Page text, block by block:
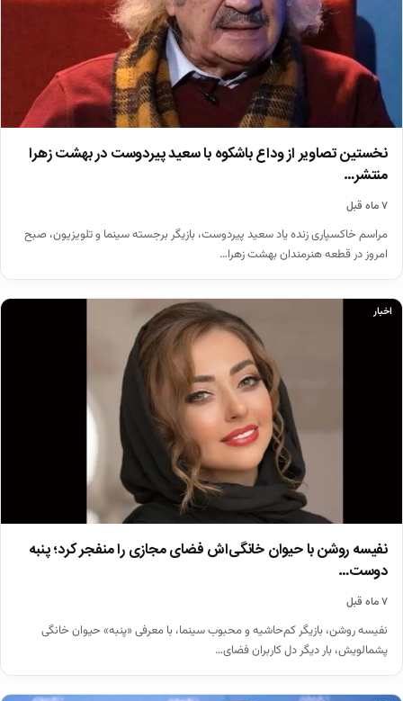
نخستین تصاویر از وداع باشکوه با سعید پیردوست در بهشت زهرا
منتشر…
۷ ماه قبل
مراسم خاکسپاری زنده یاد سعید پیردوست، بازیگر برجسته سینما و تلویزیون، صبح
امروز در قطعه هنرمندان بهشت زهرا…
اخبار
نفیسه روشن با حیوان خانگی‌اش فضای مجازی را منفجر کرد؛ پنبه
دوست…
۷ ماه قبل
نفیسه روشن، بازیگر کم‌حاشیه و محبوب سینما، با معرفی «پنبه» حیوان خانگی
پشمالویش، بار دیگر دل کاربران فضای…